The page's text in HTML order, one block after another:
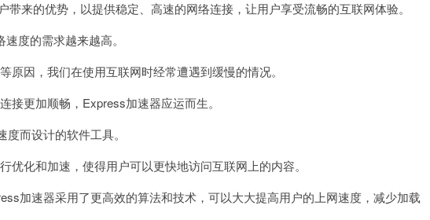
送
来的优势，以提供稳定、高速的网络连接，让用户享受流畅的互联网体验。
度的需求越来越高。
因，我们在使用互联网时经常遭遇到缓慢的情况。
更加顺畅，Express加速器应运而生。
而设计的软件工具。
化和加速，使得用户可以更快地访问互联网上的内容。
加速器采用了更高效的算法和技术，可以大大提高用户的上网速度，减少加载